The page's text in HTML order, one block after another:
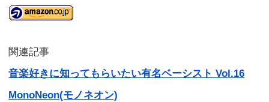
関連記事
音楽好きに知ってもらいたい有名ベーシスト Vol.16
MonoNeon(モノネオン)